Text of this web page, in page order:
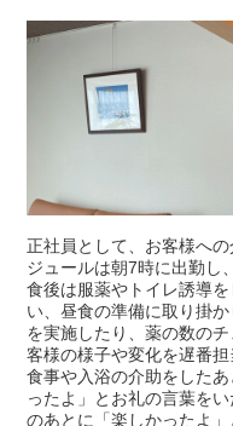
正社員として、お客様へ
ジュールは朝7時に出勤し
食後は服薬やトイレ誘導
い、昼食の準備に取り掛
を実施したり、薬の数の
客様の様子や変化を遅番担
食事や入浴の介助をした
ったよ」とお礼の言葉を
のあとに「楽しかったよ